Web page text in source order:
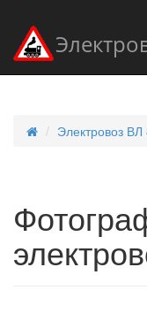
Электровоз ВЛ